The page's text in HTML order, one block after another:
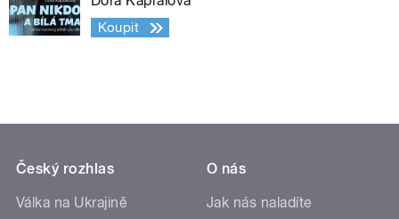
Koupit
Český rozhlas
Válka na Ukrajině
O nás
Jak nás naladíte